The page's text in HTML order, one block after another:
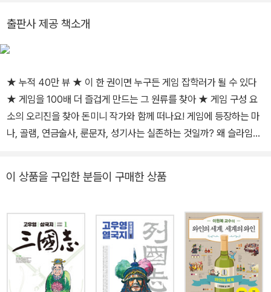
공식 4컷 〉 SNS 인스타_ instagram.com/donmin_h 트위터_ twi
tter.com/donmin_h 네이버 포스트_ post.naver.com/donminh
출판사 제공 책소개
★ 누적 40만 뷰 ★ 이 한 권이면 누구든 게임 잡학러가 될 수 있다
★ 게임을 100배 더 즐겁게 만드는 그 원류를 찾아 ★ 게임 구성 요
소의 오리진을 찾아 돈미니 작가와 함께 떠나요! 게임에 등장하는 마
나, 골램, 연금술사, 룬문자, 성기사는 실존하는 것일까? 왜 슬라임은
람에게는 사랑을 받는다? 도대체 왜 그런 것일까? 이유를 알려면 오
〈이만배〉 베스트셀러 《더 게임 오리진》. 돈미니 작가와 함께 〈던전 앤
드래곤〉, 〈드래곤 퀘스트〉, 〈디아블로〉, 〈워해머〉, 〈던전앤파이터〉 같
은 추억의 게임을 다시 만나는 기쁨을 만끽할 수 있는, 그리고 게임이
더 즐거워지는 오리진의 세계로 함께 떠나요! 골든래빗 [잡학툰] 채널
로 오세요 다양한 이벤트가 진행되오니 기대해주세요. http://pf.kak
이 상품을 구입한 분들이 구매한 상품